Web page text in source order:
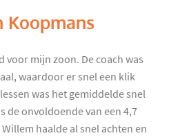
Koopmans
voor mijn zoon. De coach was
waardoor er snel een klik
was het gemiddelde snel
de onvoldoende van een 4,7
haalde al snel achten en